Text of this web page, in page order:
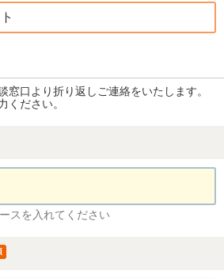
窓口より折り返しご連絡をいたします。
ください。
スを入れてください